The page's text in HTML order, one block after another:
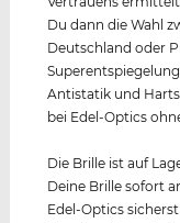
Du dann die Wahl
Deutschland oder
Antistatik und
bei Edel-Optics
Die Brille ist auf
Deine Brille sofort
Edel-Optics